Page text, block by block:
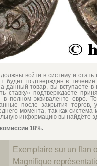
войти в систему и
будет подтвержден в
данный товар, вы вступаете
ставку» подтверждаете
полном эквиваленте евро.
после закрытия торгов,
момента, так как
информацию вы найдёте
18%.
Exemplaire sur un flan
Magnifique